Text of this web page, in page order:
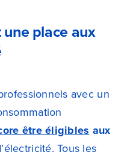
place aux
avec un
être éligibles aux
Tous les